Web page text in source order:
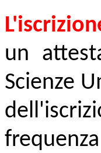
un
Scienze